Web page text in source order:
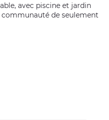
avec piscine et jardin
de seulement